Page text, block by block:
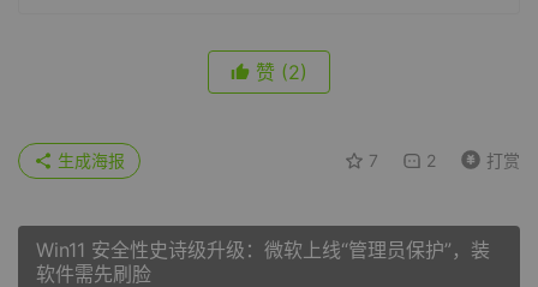
赞 (2)
7 2 打赏
生成海报
Win11 安全性史诗级升级：微软上线“管理员保护”，装
软件需先刷脸